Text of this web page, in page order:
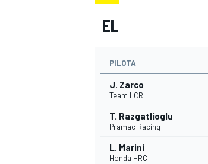
WRC
EL
PILOTA
J. Zarco
Team LCR
T. Razgatlioglu
Pramac Racing
L. Marini
Honda HRC